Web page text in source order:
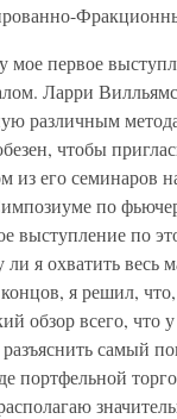
мое первое
Ларри
различным
чтобы
из его семинаров
по
выступление по
ли я охватить весь
я решил, что,
обзор всего, что
разъяснить самый
портфельной